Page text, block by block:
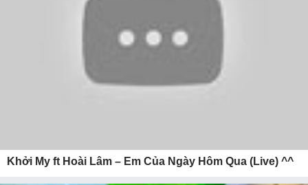
Khởi My ft Hoài Lâm – Em Của Ngày Hôm Qua (Live) ^^